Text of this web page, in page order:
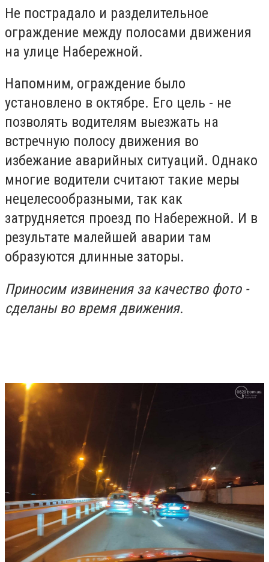
Не пострадало и разделительное
ограждение между полосами движения
на улице Набережной.
Напомним, ограждение было
установлено в октябре. Его цель - не
позволять водителям выезжать на
встречную полосу движения во
избежание аварийных ситуаций. Однако
многие водители считают такие меры
нецелесообразными, так как
затрудняется проезд по Набережной. И в
результате малейшей аварии там
образуются длинные заторы.
Приносим извинения за качество фото -
сделаны во время движения.